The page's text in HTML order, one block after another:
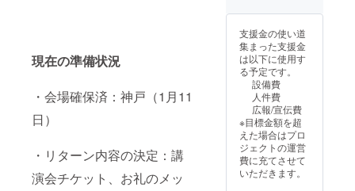
現在の準備状況
・会場確保済：神戸（1月11
日）
・リターン内容の決定：講
演会チケット、お礼のメッ
支援金の使い道
集まった支援金
は以下に使用す
る予定です。
設備費
人件費
広報/宣伝費
※目標金額を超
えた場合はプロ
ジェクトの運営
費に充てさせて
いただきます。